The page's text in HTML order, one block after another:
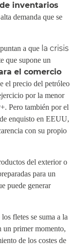
inventarios
demanda que se
a que la crisis
que supone un
el comercio
el precio del petróleo
por la menor
Pero también por el
enquisto en EEUU,
con su propio
del exterior o
para un
puede generar
fletes se suma a la
un primer momento,
de los costes de